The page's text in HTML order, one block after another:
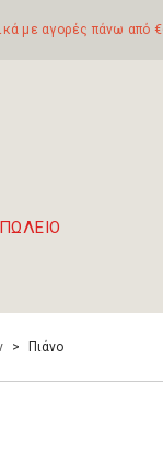
με αγορές πάνω από
> Πιάνο